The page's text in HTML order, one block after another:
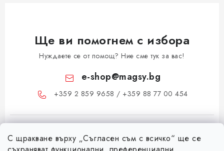
С щракване върху „Съгласен съм с всичко“ ще се
Ще ви помогнем с избора
Нуждаете се от помощ? Ние сме тук за вас!
e-shop@magsy.bg
+359 2 859 9658 / +359 88 77 00 454